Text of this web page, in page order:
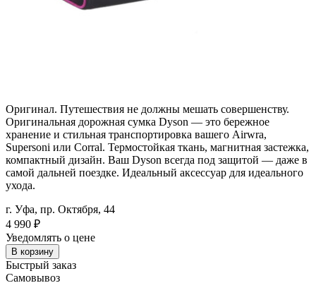
Оригинал. Путешествия не должны мешать совершенству.
Оригинальная дорожная сумка Dyson — это бережное
хранение и стильная транспортировка вашего Airwra,
Supersoni или Corral. Термостойкая ткань, магнитная застежка,
компактный дизайн. Ваш Dyson всегда под защитой — даже в
самой дальней поездке. Идеальный аксессуар для идеального
ухода.
г. Уфа, пр. Октября, 44
4 990 ₽
Уведомлять о цене
В корзину
Быстрый заказ
Самовывоз